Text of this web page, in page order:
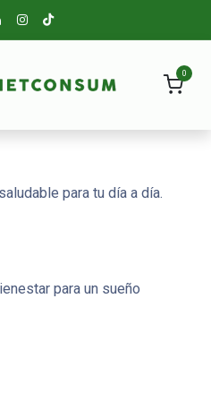
0
para tu día a día.
para un sueño